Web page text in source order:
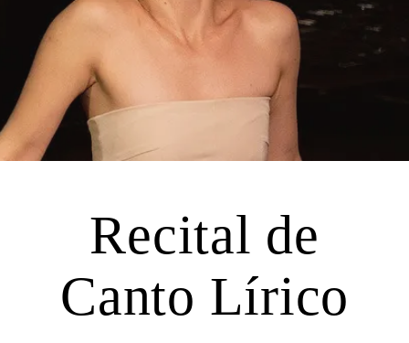
Recital de
Canto Lírico